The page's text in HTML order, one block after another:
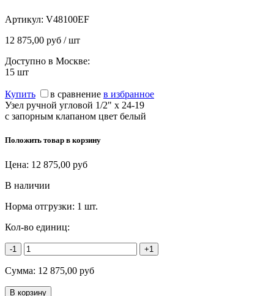
Артикул: V48100EF
12 875,00 руб / шт
Доступно в Москве:
15 шт
Купить в сравнение в избранное
Узел ручной угловой 1/2" х 24-19
с запорным клапаном цвет белый
Положить товар в корзину
Цена: 12 875,00 руб
В наличии
Норма отгрузки: 1 шт.
Кол-во единиц:
-1 +1
Сумма: 12 875,00 руб